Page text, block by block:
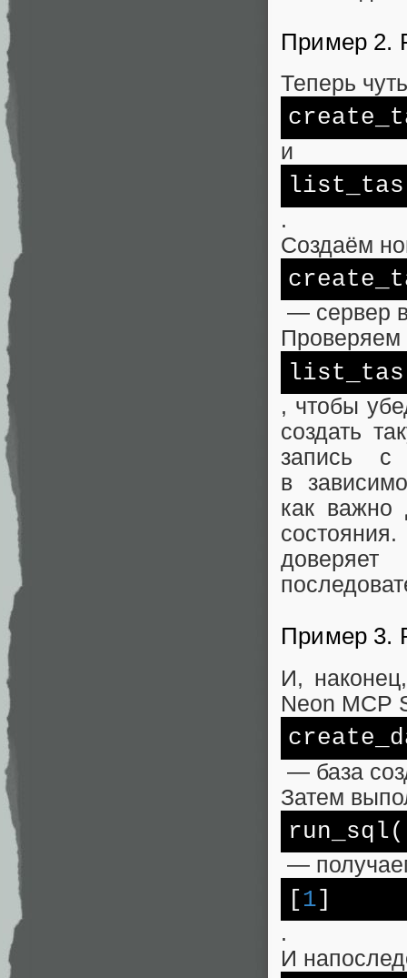
Пример 2.
Теперь
и
.
Создаём
— сервер
Проверяем
, чтобы
создать
запись
в
как важно
Пример 3.
И,
Neon MCP
— база
Затем
run_sql(
—
[1]
.
И